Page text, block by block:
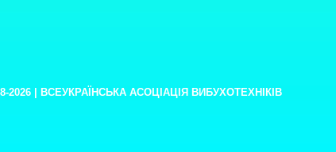
2026 | ВСЕУКРАЇНСЬКА АСОЦІАЦІЯ ВИБУХОТЕХНІКІВ